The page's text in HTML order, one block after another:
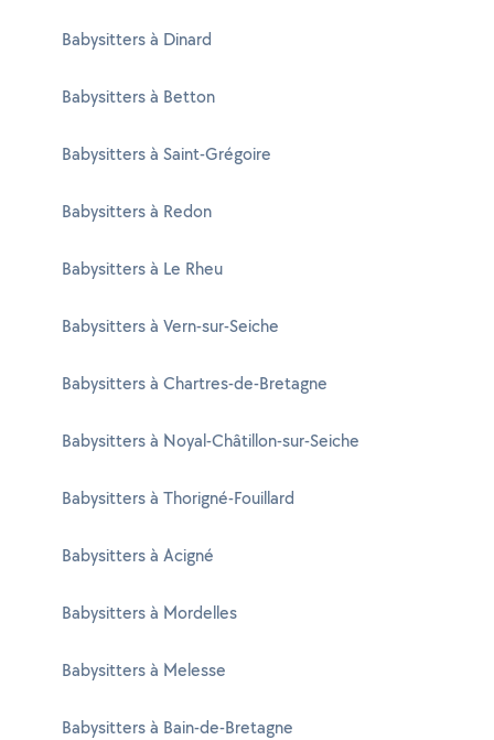
Babysitters à Dinard
Babysitters à Betton
Babysitters à Saint-Grégoire
Babysitters à Redon
Babysitters à Le Rheu
Babysitters à Vern-sur-Seiche
Babysitters à Chartres-de-Bretagne
Babysitters à Noyal-Châtillon-sur-Seiche
Babysitters à Thorigné-Fouillard
Babysitters à Acigné
Babysitters à Mordelles
Babysitters à Melesse
Babysitters à Bain-de-Bretagne